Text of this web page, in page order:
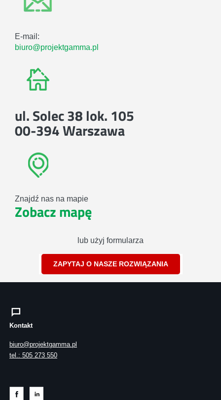
E-mail:
biuro@projektgamma.pl
ul. Solec 38 lok. 105
00-394 Warszawa
Znajdź nas na mapie
Zobacz mapę
lub użyj formularza
ZAPYTAJ O NASZE ROZWIĄZANIA
Kontakt
biuro@projektgamma.pl
tel.: 505 273 550